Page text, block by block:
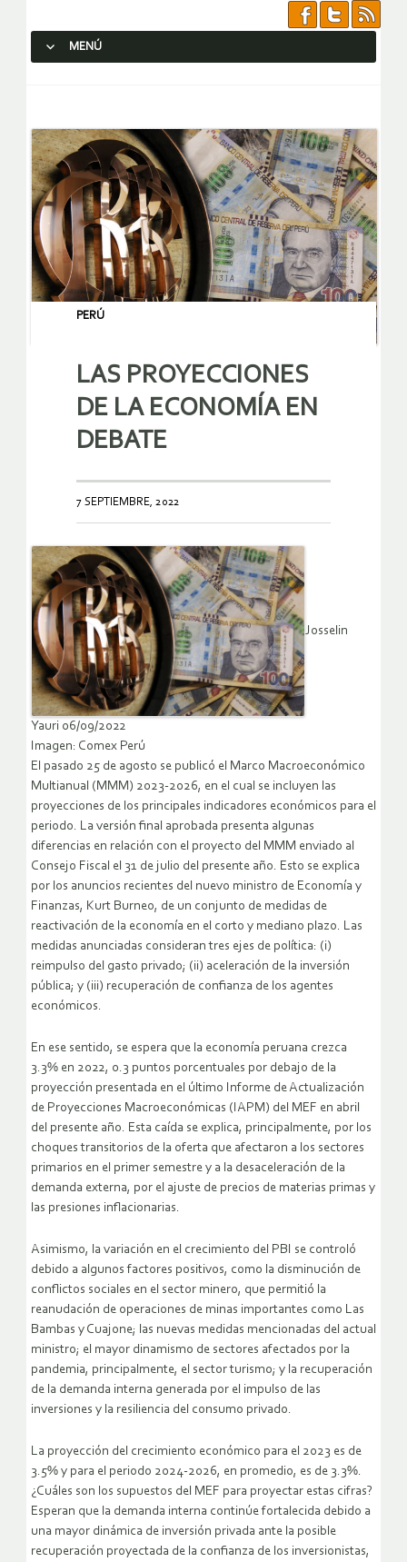
MENÚ
PERÚ
LAS PROYECCIONES
DE LA ECONOMÍA EN
DEBATE
7 SEPTIEMBRE, 2022
Josselin
Yauri 06/09/2022
Imagen: Comex Perú
El pasado 25 de agosto se publicó el Marco Macroeconómico
Multianual (MMM) 2023-2026, en el cual se incluyen las
proyecciones de los principales indicadores económicos para el
periodo. La versión final aprobada presenta algunas
diferencias en relación con el proyecto del MMM enviado al
Consejo Fiscal el 31 de julio del presente año. Esto se explica
por los anuncios recientes del nuevo ministro de Economía y
Finanzas, Kurt Burneo, de un conjunto de medidas de
reactivación de la economía en el corto y mediano plazo. Las
medidas anunciadas consideran tres ejes de política: (i)
reimpulso del gasto privado; (ii) aceleración de la inversión
pública; y (iii) recuperación de confianza de los agentes
económicos.
En ese sentido, se espera que la economía peruana crezca
3.3% en 2022, 0.3 puntos porcentuales por debajo de la
proyección presentada en el último Informe de Actualización
de Proyecciones Macroeconómicas (IAPM) del MEF en abril
del presente año. Esta caída se explica, principalmente, por los
choques transitorios de la oferta que afectaron a los sectores
primarios en el primer semestre y a la desaceleración de la
demanda externa, por el ajuste de precios de materias primas y
las presiones inflacionarias.
Asimismo, la variación en el crecimiento del PBI se controló
debido a algunos factores positivos, como la disminución de
conflictos sociales en el sector minero, que permitió la
reanudación de operaciones de minas importantes como Las
Bambas y Cuajone; las nuevas medidas mencionadas del actual
ministro; el mayor dinamismo de sectores afectados por la
pandemia, principalmente, el sector turismo; y la recuperación
de la demanda interna generada por el impulso de las
inversiones y la resiliencia del consumo privado.
La proyección del crecimiento económico para el 2023 es de
3.5% y para el periodo 2024-2026, en promedio, es de 3.3%.
¿Cuáles son los supuestos del MEF para proyectar estas cifras?
Esperan que la demanda interna continúe fortalecida debido a
una mayor dinámica de inversión privada ante la posible
recuperación proyectada de la confianza de los inversionistas,